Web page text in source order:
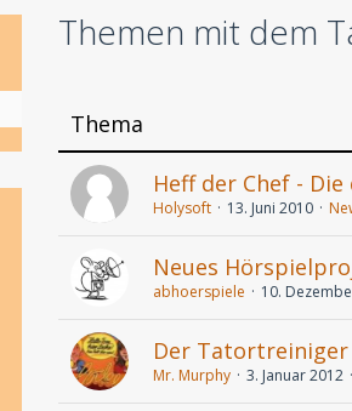
Themen mit dem
Thema
Heff der Chef -
Holysoft 13. Juni 2010
Neues
abhoerspiele 10.
Der Tatortreiniger
Mr. Murphy 3. Januar 2012